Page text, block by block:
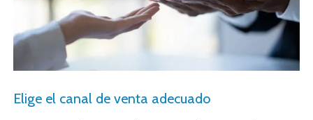
Elige el canal de venta adecuado